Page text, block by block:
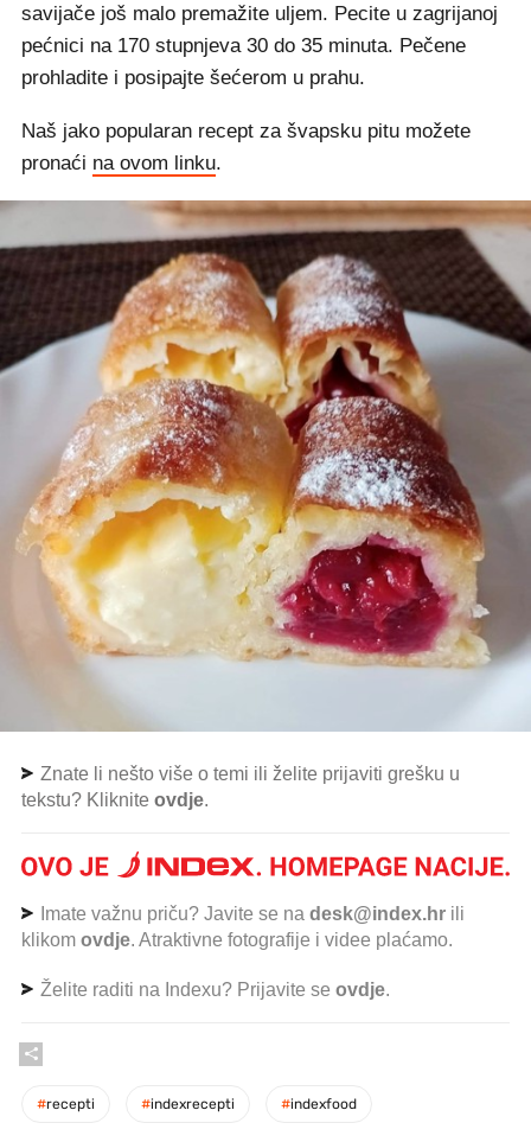
savijače još malo premažite uljem. Pecite u zagrijanoj
pećnici na 170 stupnjeva 30 do 35 minuta. Pečene
prohladite i posipajte šećerom u prahu.
Naš jako popularan recept za švapsku pitu možete
pronaći na ovom linku.
Znate li nešto više o temi ili želite prijaviti grešku u
tekstu? Kliknite ovdje.
Imate važnu priču? Javite se na desk@index.hr ili
klikom ovdje. Atraktivne fotografije i videe plaćamo.
Želite raditi na Indexu? Prijavite se ovdje.
#recepti #indexrecepti #indexfood